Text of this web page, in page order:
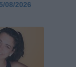
08/2026